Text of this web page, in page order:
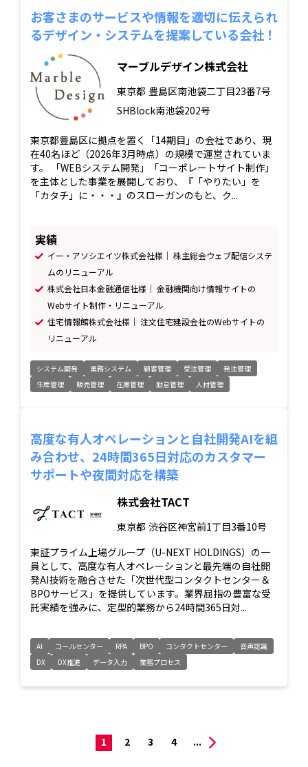
お客さまのサービスや情報を適切に伝えられ
るデザイン・システムを提案している会社！
マーブルデザイン株式会社
東京都 豊島区南池袋二丁目23番7号
SHBlock南池袋202号
東京都豊島区に拠点を置く「14期目」の会社であり、現
在40名ほど（2026年3月時点）の規模で運営されていま
す。 「WEBシステム開発」「コーポレートサイト制作」
を主体とした事業を展開しており、『「やりたい」を
「カタチ」に・・・』のスローガンのもと、ク...
実績
イー・アソシエイツ株式会社様｜ 株主総会ウェブ配信システ
ムのリニューアル
株式会社日本金融通信社様｜ 金融機関向け情報サイトの
Webサイト制作・リニューアル
住宅情報館株式会社様｜ 注文住宅建設会社のWebサイトの
リニューアル
システム開発 業務システム 顧客管理 受注管理
発注管理
生産管理
販売管理 在庫管理 勤怠管理 人材管理
高度な有人オペレーションと自社開発AIを組
み合わせ、24時間365日対応のカスタマー
サポートや夜間対応を構築
株式会社TACT
東京都 渋谷区神宮前1丁目3番10号
東証プライム上場グループ（U-NEXT HOLDINGS）の一
員として、高度な有人オペレーションと最先端の自社開
発AI技術を融合させた「次世代型コンタクトセンター＆
BPOサービス」を提供しています。業界屈指の豊富な受
託実績を強みに、定型的業務から24時間365日対...
AI コールセンター RPA BPO コンタクトセンター
音声認識
DX
DX推進 データ入力 業務プロセス
1 2 3 4 ...